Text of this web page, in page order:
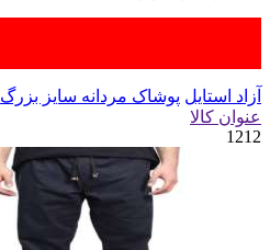
آزاد استایل پوشاک مردانه سایز بزرگ
عنوان کالا
1212